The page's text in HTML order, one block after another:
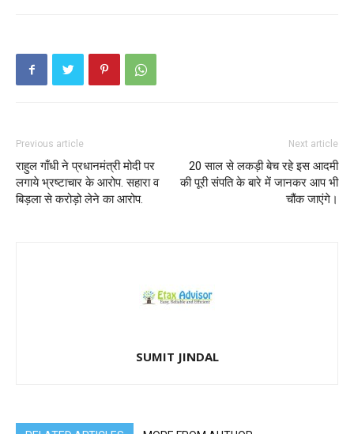
Previous article
राहुल गाँधी ने प्रधानमंत्री मोदी पर
लगाये भ्रष्टाचार के आरोप. सहारा व
बिड़ला से करोड़ो लेने का आरोप.
Next article
20 साल से लकड़ी बेच रहे इस आदमी
की पूरी संपति के बारे में जानकर आप भी
चौंक जाएंगे।
SUMIT JINDAL